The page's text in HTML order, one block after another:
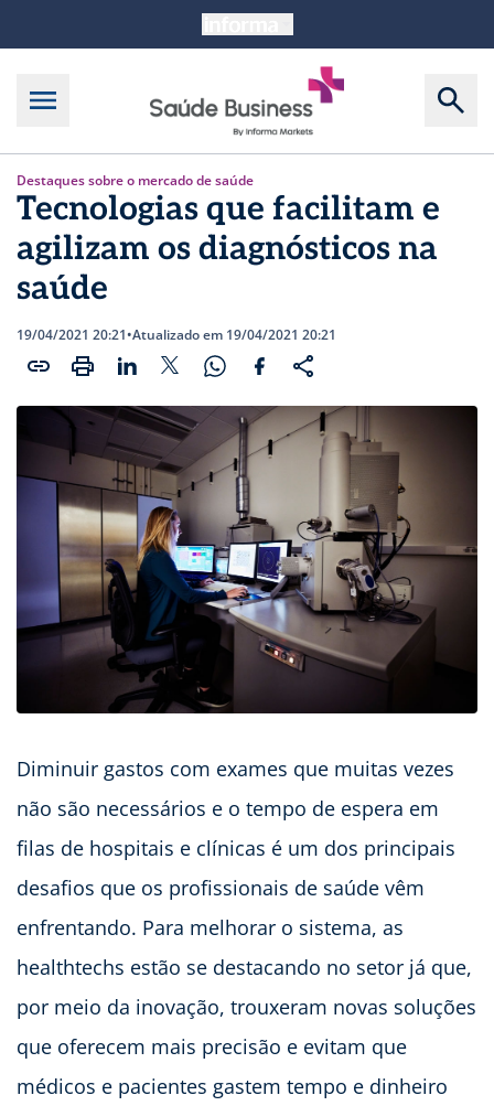
Destaques sobre o mercado de saúde
Tecnologias que facilitam e
agilizam os diagnósticos na
saúde
19/04/2021 20:21•Atualizado em 19/04/2021 20:21
Diminuir gastos com exames que muitas vezes
não são necessários e o tempo de espera em
filas de hospitais e clínicas é um dos principais
desafios que os profissionais de saúde vêm
enfrentando. Para melhorar o sistema, as
healthtechs estão se destacando no setor já que,
por meio da inovação, trouxeram novas soluções
que oferecem mais precisão e evitam que
médicos e pacientes gastem tempo e dinheiro